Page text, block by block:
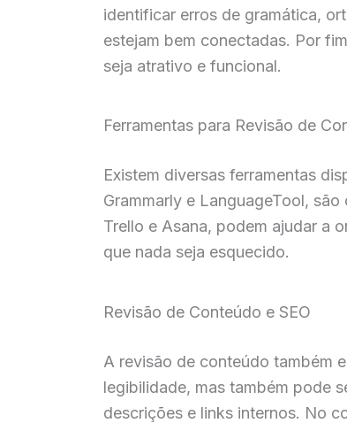
identificar erros de gramática,
estejam bem conectadas. Por
seja atrativo e funcional.
Ferramentas para Revisão de
Existem diversas ferramentas
Grammarly e LanguageTool,
Trello e Asana, podem ajudar a
que nada seja esquecido.
Revisão de Conteúdo e SEO
A revisão de conteúdo também
legibilidade, mas também pode
descrições e links internos. No